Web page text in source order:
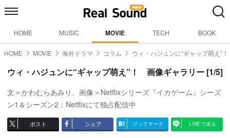
HOME MUSIC MOVIE TECH BOOK
HOME MOVIE 海外ドラマ コラム ウィ・ハジュンに“ギャップ萌え”！
ウィ・ハジュンに“ギャップ萌え”！ 画像ギャラリー [1/5]
文＝かわむらあみり、画像＝Netflixシリーズ『イカゲーム』シーズ
ン1＆シーズン2：Netflixにて独占配信中
ポスト シェア ブックマーク LINEで送る